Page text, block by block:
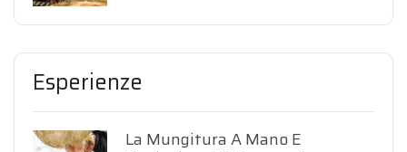
Esperienze
La Mungitura A Mano E